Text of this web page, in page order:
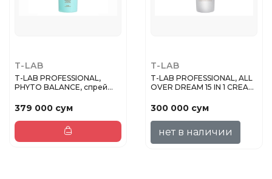
T-LAB
T-LAB PROFESSIONAL,
PHYTO BALANCE, спрей
379 000 сум
T-LAB
T-LAB PROFESSIONAL, ALL
OVER DREAM 15 IN 1 CREAM,
300 000 сум
нет в наличии